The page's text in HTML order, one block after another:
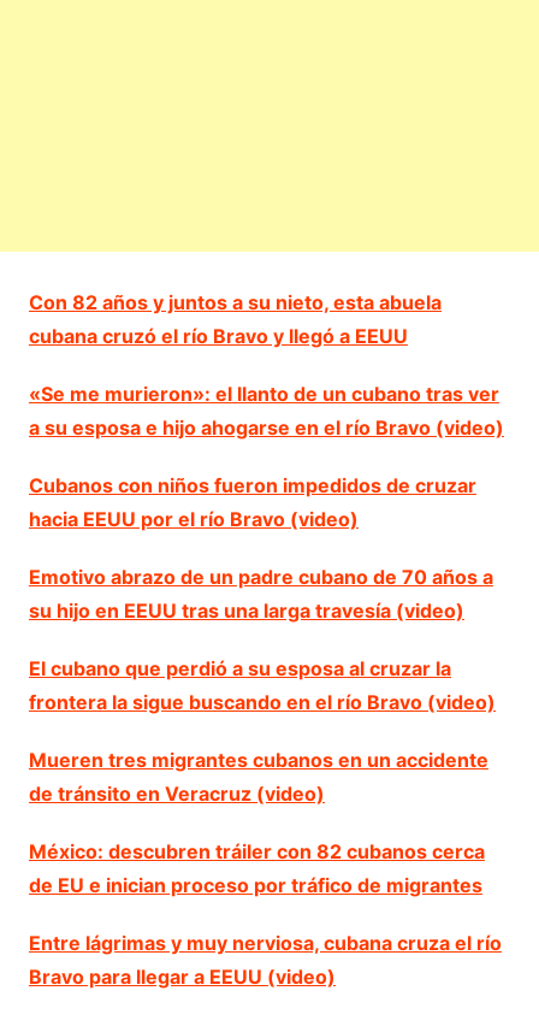
Con 82 años y juntos a su nieto, esta abuela
cubana cruzó el río Bravo y llegó a EEUU
«Se me murieron»: el llanto de un cubano tras ver
a su esposa e hijo ahogarse en el río Bravo (video)
Cubanos con niños fueron impedidos de cruzar
hacia EEUU por el río Bravo (video)
Emotivo abrazo de un padre cubano de 70 años a
su hijo en EEUU tras una larga travesía (video)
El cubano que perdió a su esposa al cruzar la
frontera la sigue buscando en el río Bravo (video)
Mueren tres migrantes cubanos en un accidente
de tránsito en Veracruz (video)
México: descubren tráiler con 82 cubanos cerca
de EU e inician proceso por tráfico de migrantes
Entre lágrimas y muy nerviosa, cubana cruza el río
Bravo para llegar a EEUU (video)